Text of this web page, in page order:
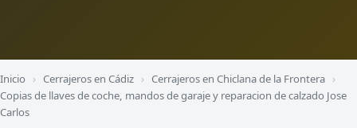
Inicio › Cerrajeros en Cádiz › Cerrajeros en Chiclana de la Frontera ›
Copias de llaves de coche, mandos de garaje y reparacion de calzado Jose
Carlos